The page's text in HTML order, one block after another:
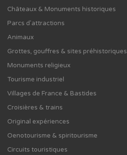
Châteaux & Monuments historiques
Parcs d'attractions
Animaux
Grottes, gouffres & sites préhistoriques
Monuments religieux
Tourisme industriel
Villages de France & Bastides
Croisières & trains
Original expériences
Oenotourisme & spiritourisme
Circuits touristiques